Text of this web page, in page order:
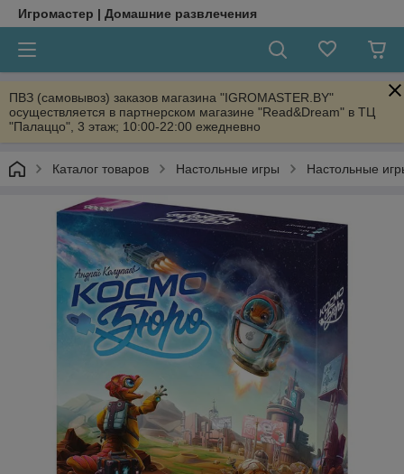
Игромастер | Домашние развлечения
ПВЗ (самовывоз) заказов магазина "IGROMASTER.BY"
осуществляется в партнерском магазине "Read&Dream" в ТЦ
"Палаццо", 3 этаж; 10:00-22:00 ежедневно
Каталог товаров Настольные игры Настольные